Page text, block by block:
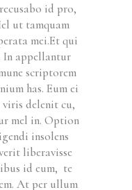
id pro,
ut tamquam
mei.Et qui
In appellantur
scriptorem
has. Eum ei
delenit cu,
mel in. Option
insolens
liberavisse
id eum, te
At per ullum